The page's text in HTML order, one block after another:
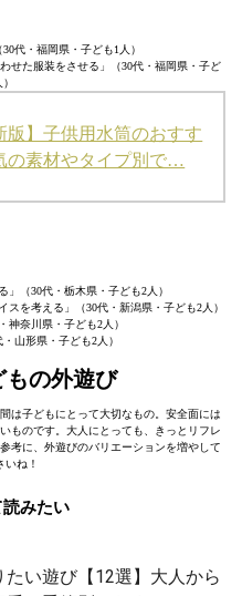
代・福岡県・子ども1人）
せた服装をさせる」（30代・福岡県・子ど
版】子供用水筒のおすす
の素材やタイプ別で…
」（30代・栃木県・子ども2人）
スを考える」（30代・新潟県・子ども2人）
神奈川県・子ども2人）
山形県・子ども2人）
の外遊び
は子どもにとって大切なもの。安全面には
ものです。大人にとっても、きっとリフレ
考に、外遊びのバリエーションを増やして
いね！
みたい
たい遊び【12選】大人から